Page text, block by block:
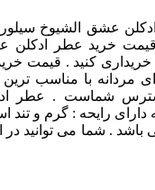
عشق الشیوخ سیلور
خرید عطر ادکلن
خریداری کنید . قیمت
مردانه با مناسب
شماست . عطر
دارای رایحه : گرم و تند
باشد . شما می توانید در